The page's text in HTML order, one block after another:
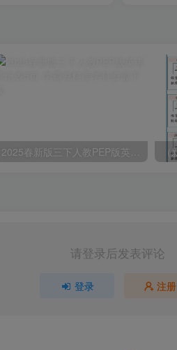
请登录后发表评论
登录 注册